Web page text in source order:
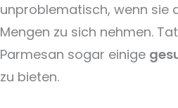
unproblematisch, wenn sie
Mengen zu sich nehmen.
Parmesan sogar einige
zu bieten.